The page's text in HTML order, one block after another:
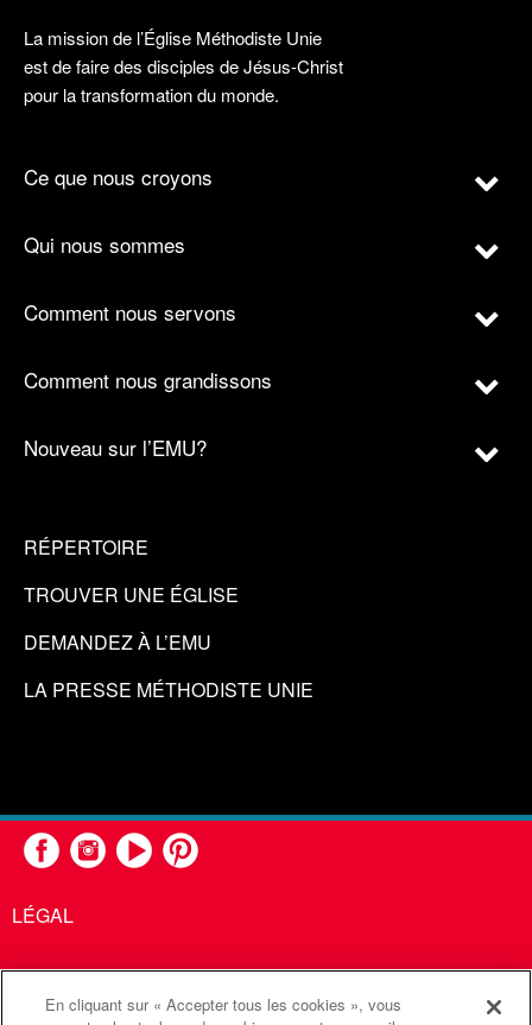
La mission de l’Église Méthodiste Unie
est de faire des disciples de Jésus-Christ
pour la transformation du monde.
Ce que nous croyons
Qui nous sommes
Comment nous servons
Comment nous grandissons
Nouveau sur l’EMU?
RÉPERTOIRE
TROUVER UNE ÉGLISE
DEMANDEZ À L’EMU
LA PRESSE MÉTHODISTE UNIE
LÉGAL
En cliquant sur « Accepter tous les cookies », vous